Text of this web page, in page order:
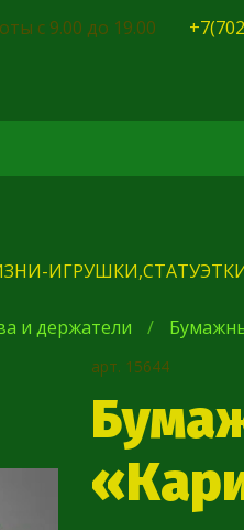
с 9.00 до 19.00
и держатели
арт. 15644